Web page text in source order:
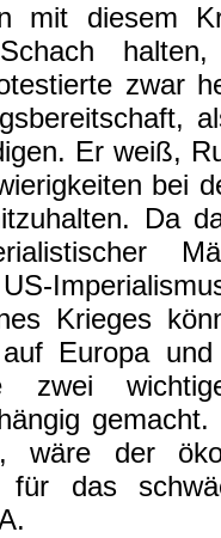
mit diesem
zwar
Er weiß,
bei
Da
Krieges
Europa
wäre der
für das